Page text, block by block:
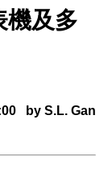
機及多
by S.L. Gan